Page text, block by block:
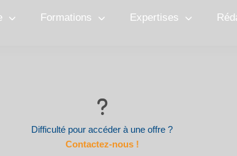
Formations Expertises
Difficulté pour accéder à une offre ?
Contactez-nous !